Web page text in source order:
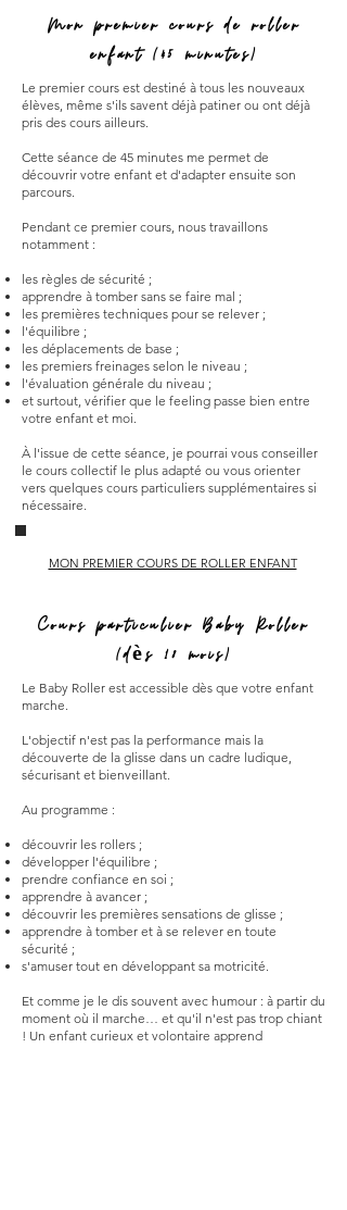
Mon premier cours de roller
enfant (45 minutes)
Le premier cours est destiné à tous les nouveaux
élèves, même s'ils savent déjà patiner ou ont déjà
pris des cours ailleurs.
Cette séance de 45 minutes me permet de
découvrir votre enfant et d'adapter ensuite son
parcours.
Pendant ce premier cours, nous travaillons
notamment :
les règles de sécurité ;
apprendre à tomber sans se faire mal ;
les premières techniques pour se relever ;
l'équilibre ;
les déplacements de base ;
les premiers freinages selon le niveau ;
l'évaluation générale du niveau ;
et surtout, vérifier que le feeling passe bien entre
votre enfant et moi.
À l'issue de cette séance, je pourrai vous conseiller
le cours collectif le plus adapté ou vous orienter
vers quelques cours particuliers supplémentaires si
nécessaire.
MON PREMIER COURS DE ROLLER ENFANT
Cours particulier Baby Roller
(dès 18 mois)
Le Baby Roller est accessible dès que votre enfant
marche.
L'objectif n'est pas la performance mais la
découverte de la glisse dans un cadre ludique,
sécurisant et bienveillant.
Au programme :
découvrir les rollers ;
développer l'équilibre ;
prendre confiance en soi ;
apprendre à avancer ;
découvrir les premières sensations de glisse ;
apprendre à tomber et à se relever en toute
sécurité ;
s'amuser tout en développant sa motricité.
Et comme je le dis souvent avec humour : à partir du
moment où il marche… et qu'il n'est pas trop chiant
! Un enfant curieux et volontaire apprend